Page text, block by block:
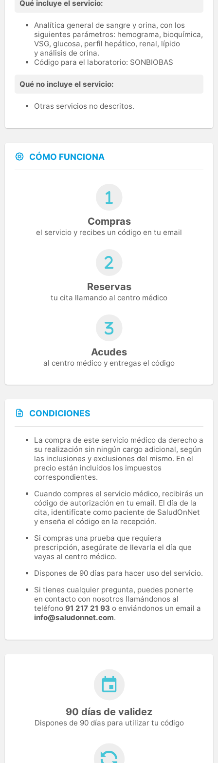
Qué incluye el servicio:
Analítica general de sangre y orina, con los
siguientes parámetros: hemograma, bioquímica,
VSG, glucosa, perfil hepático, renal, lípido
y análisis de orina.
Código para el laboratorio: SONBIOBAS
Qué no incluye el servicio:
Otras servicios no descritos.
CÓMO FUNCIONA
Compras
el servicio y recibes un código en tu email
Reservas
tu cita llamando al centro médico
Acudes
al centro médico y entregas el código
CONDICIONES
La compra de este servicio médico da derecho a
su realización sin ningún cargo adicional, según
las inclusiones y exclusiones del mismo. En el
precio están incluidos los impuestos
correspondientes.
Cuando compres el servicio médico, recibirás un
código de autorización en tu email. El día de la
cita, identifícate como paciente de SaludOnNet
y enseña el código en la recepción.
Si compras una prueba que requiera
prescripción, asegúrate de llevarla el día que
vayas al centro médico.
Dispones de 90 días para hacer uso del servicio.
Si tienes cualquier pregunta, puedes ponerte
en contacto con nosotros llamándonos al
teléfono 91 217 21 93 o enviándonos un email a
info@saludonnet.com.
90 días de validez
Dispones de 90 días para utilizar tu código